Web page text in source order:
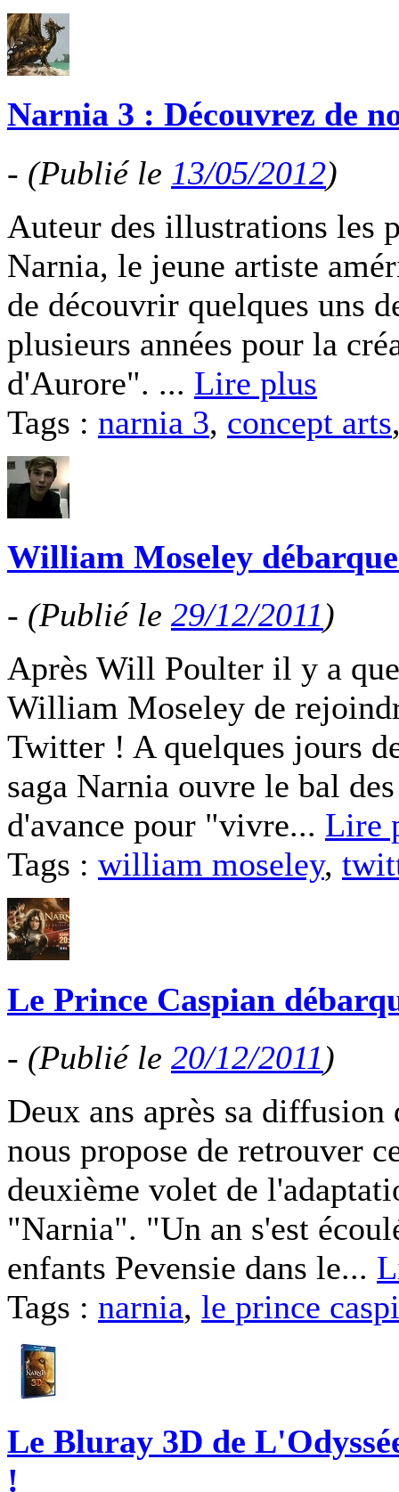
Narnia 3 : Découvrez de
- (Publié le 13/05/2012)
Auteur des illustrations les
Narnia, le jeune artiste
de découvrir quelques uns
plusieurs années pour la
d'Aurore". ... Lire plus
Tags : narnia 3, concept arts
William Moseley
- (Publié le 29/12/2011 )
Après Will Poulter il y a
William Moseley de
Twitter ! A quelques jours
saga Narnia ouvre le bal
d'avance pour "vivre... Lire
Tags : william moseley,
Le Prince Caspian
- (Publié le 20/12/2011 )
Deux ans après sa
nous propose de retrouver
deuxième volet de
"Narnia". "Un an s'est
enfants Pevensie dans le...
Tags : narnia, le prince
Le Bluray 3D de
!